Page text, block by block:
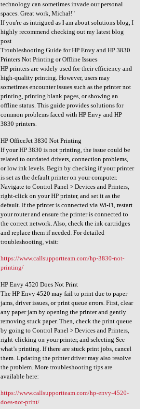
technology can sometimes invade our personal
spaces. Great work, Michał!"
If you're as intrigued as I am about solutions blog, I
highly recommend checking out my latest blog
post
Troubleshooting Guide for HP Envy and HP 3830
Printers Not Printing or Offline Issues
HP printers are widely used for their efficiency and
high-quality printing. However, users may
sometimes encounter issues such as the printer not
printing, printing blank pages, or showing an
offline status. This guide provides solutions for
common problems faced with HP Envy and HP
3830 printers.
HP OfficeJet 3830 Not Printing
If your HP 3830 is not printing, the issue could be
related to outdated drivers, connection problems,
or low ink levels. Begin by checking if your printer
is set as the default printer on your computer.
Navigate to Control Panel > Devices and Printers,
right-click on your HP printer, and set it as the
default. If the printer is connected via Wi-Fi, restart
your router and ensure the printer is connected to
the correct network. Also, check the ink cartridges
and replace them if needed. For detailed
troubleshooting, visit:
https://www.callsupportteam.com/hp-3830-not-
printing/
HP Envy 4520 Does Not Print
The HP Envy 4520 may fail to print due to paper
jams, driver issues, or print queue errors. First, clear
any paper jam by opening the printer and gently
removing stuck paper. Then, check the print queue
by going to Control Panel > Devices and Printers,
right-clicking on your printer, and selecting See
what’s printing. If there are stuck print jobs, cancel
them. Updating the printer driver may also resolve
the problem. More troubleshooting tips are
available here:
https://www.callsupportteam.com/hp-envy-4520-
does-not-print/